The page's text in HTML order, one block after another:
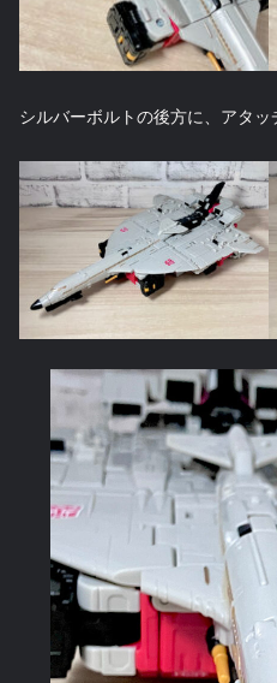
シルバーボルトの後方に、アタッ